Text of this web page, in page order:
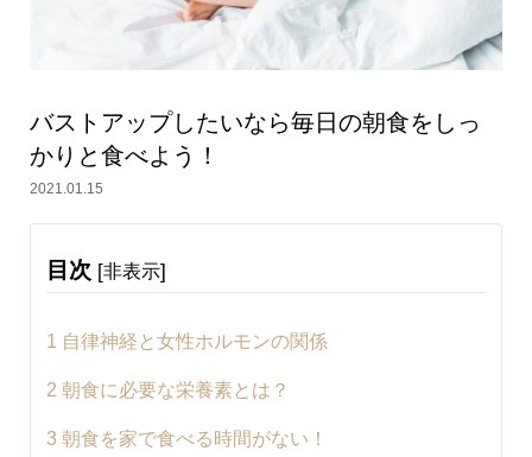
バストアップしたいなら毎日の朝食をしっ
かりと食べよう！
2021.01.15
目次 [非表示]
1 自律神経と女性ホルモンの関係
2 朝食に必要な栄養素とは？
3 朝食を家で食べる時間がない！